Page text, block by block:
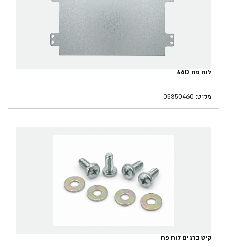
לוח פח 46D
מק״ט: 05350460
קיט ברגים לוח פח